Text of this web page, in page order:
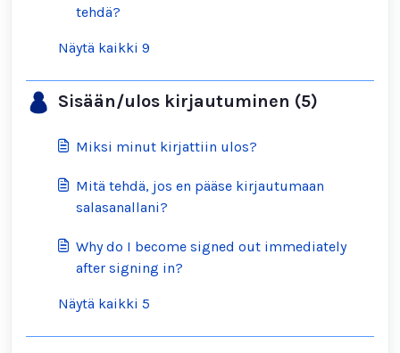
tehdä?
Näytä kaikki 9
Sisään/ulos kirjautuminen (5)
Miksi minut kirjattiin ulos?
Mitä tehdä, jos en pääse kirjautumaan
salasanallani?
Why do I become signed out immediately
after signing in?
Näytä kaikki 5